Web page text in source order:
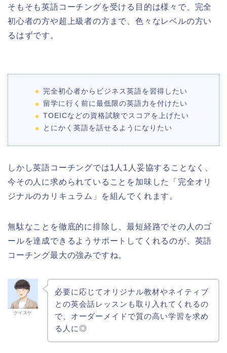
そもそも英語コーチングを受ける目的は様々で、完全
初心者の方や超上級者の方まで、色々なレベルの方い
るはずです。
完全初心者からビジネス英語を習得したい
留学に行く前に最低限の英語力を付けたい
TOEICなどの資格試験でスコアを上げたい
とにかく英語を話せるようになりたい
しかし英語コーチングでは1人1人妥協することなく、
今その人に求められていることを加味した「完全オリ
ジナルのカリキュラム」を組んでくれます。
無駄なことを徹底的に排除し、最短経路でその人のゴ
ールを達成できるようサポートしてくれるのが、英語
コーチング最大の強みですね。
ケイスケ
必要に応じてオリジナル教材やネイティブ
との英会話レッスンも取り入れてくれるの
で、オーダーメイドで質の高い学習を求め
る人に◎